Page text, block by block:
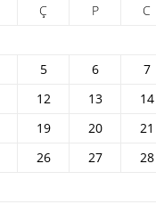
Ç P C
5 6 7
12 13 14
19 20 21
26 27 28